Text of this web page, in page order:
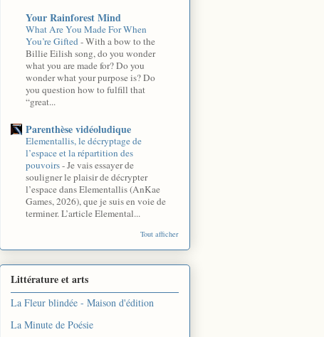
Your Rainforest Mind
What Are You Made For When
You’re Gifted-With a bow to the
Billie Eilish song, do you wonder
what you are made for? Do you
wonder what your purpose is? Do
you question how to fulfill that
“great...
Parenthèse vidéoludique
Elementallis, le décryptage de
l’espace et la répartition des
pouvoirs-Je vais essayer de
souligner le plaisir de décrypter
l’espace dans Elementallis (AnKae
Games, 2026), que je suis en voie de
terminer. L’article Elemental...
Tout afficher
Littérature et arts
La Fleur blindée - Maison d'édition
La Minute de Poésie